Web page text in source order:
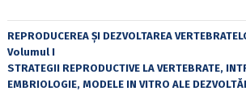
REPRODUCEREA ȘI DEZVOLTAREA
Volumul I
STRATEGII REPRODUCTIVE LA VERTEBRATE,
EMBRIOLOGIE, MODELE IN VITRO ALE